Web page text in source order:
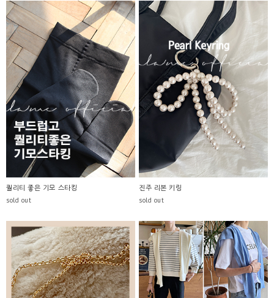
퀄리티 좋은 기모 스타킹
sold out
진주 리본 키링
sold out